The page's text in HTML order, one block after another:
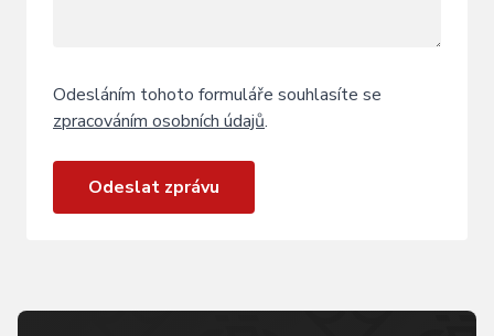
Odesláním tohoto formuláře souhlasíte se
zpracováním osobních údajů.
Odeslat zprávu